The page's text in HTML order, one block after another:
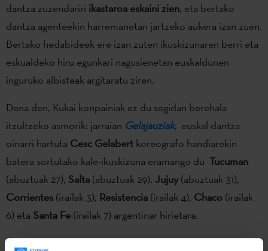
dantza zuzendariri ikastaroa eskaini zien, eta bertako
dantza agenteekin harremanetan jartzeko aukera izan zuen.
Bertako hedabideek ere izan zuten ikuskizunaren berri eta
eskualdeko hiru egunkari nagusienetan euskaldunen
inguruko albisteak argitaratu ziren.
Dena den, Kukai konpainiak ez du segidan berehala
itzultzeko asmorik: jarraian Gelajauziak, euskal dantza
oinarri hartuta Cesc Gelabert koreografo handiarekin
batera sortutako kale-ikuskizuna eramango du Tucuman
(abuztuak 27), Salta (abuztuak 29), Jujuy(abuztuak 31),
Corrientes (irailak 3), Resistencia (irailak 4), Chaco (irailak
6) eta Santa Fe (irailak 7) argentinar hirietara.
Argazkietan: Ikuslegoarekin ateratako argazkia eta Jon